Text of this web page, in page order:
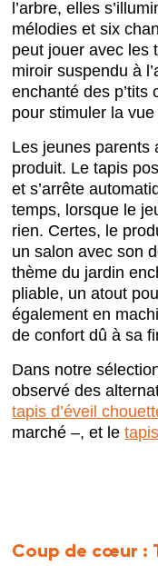
l’arbre, elles
mélodies et six
peut jouer avec les
miroir suspendu à
enchanté des p’tits
pour stimuler la
Les jeunes parents
produit. Le tapis
et s’arrête
temps, lorsque le
rien. Certes, le
un salon avec son
thème du jardin
pliable, un atout
également en
de confort dû à sa
Dans notre
observé des
tapis d’éveil
marché –, et le
Coup de cœur :